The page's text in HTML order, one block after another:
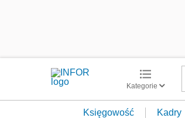
Kategorie
Księgowość Kadry